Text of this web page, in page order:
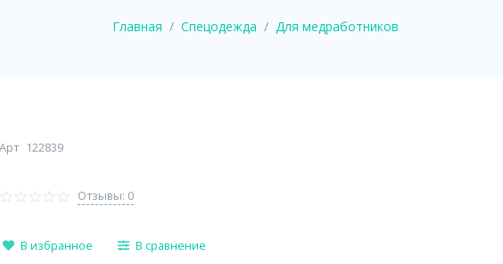
Главная Спецодежда Для медработников
Арт 122839
Отзывы: 0
В избранное В сравнение